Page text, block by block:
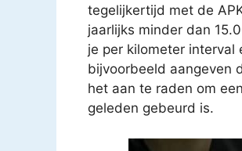
tegelijkertijd met de
jaarlijks minder dan
je per kilometer
bijvoorbeeld aangeven
het aan te raden om
geleden gebeurd is.